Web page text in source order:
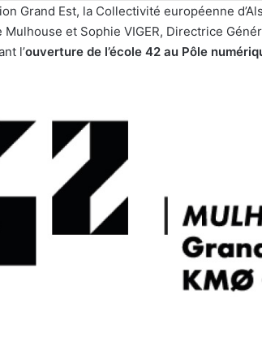
Grand Est, la Collectivité européenne
et Sophie VIGER, Directrice
l’ouverture de l’école 42 au Pôle